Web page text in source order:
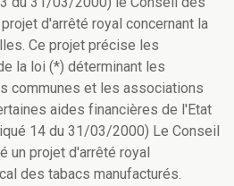
d'arrêté royal concernant la
Ce projet précise les
la loi (*) déterminant les
communes et les associations
aides financières de l'Etat
14 du 31/03/2000) Le Conseil
un projet d'arrêté royal
des tabacs manufacturés.